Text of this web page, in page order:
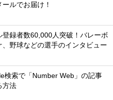
ルでお届け！
登録者数60,000人突破！バレーボ
、野球などの選手のインタビュー
検索で「Number Web」の記事
方法